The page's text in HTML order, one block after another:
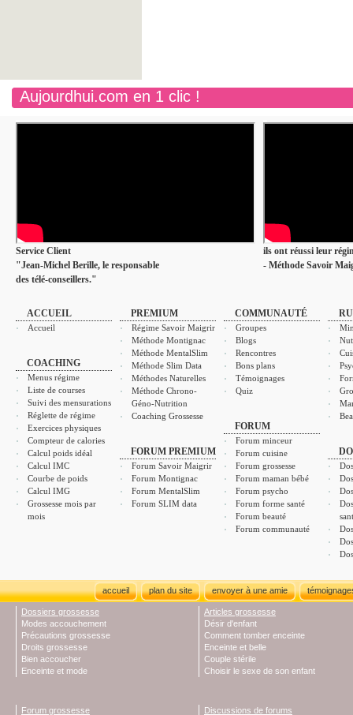
Aujourdhui.com en 1 clic !
Service Client
"Jean-Michel Berille, le responsable
des télé-conseillers."
ils ont réussi leur
- Méthode Savoir
ACCUEIL
Accueil
COACHING
Menus régime
Liste de courses
Suivi des mensurations
Réglette de régime
Exercices physiques
Compteur de calories
Calcul poids idéal
Calcul IMC
Courbe de poids
Calcul IMG
Grossesse mois par
mois
PREMIUM
Régime Savoir Maigrir
Méthode Montignac
Méthode MentalSlim
Méthode Slim Data
Méthodes Naturelles
Méthode Chrono-
Géno-Nutrition
Coaching Grossesse
FORUM PREMIUM
Forum Savoir Maigrir
Forum Montignac
Forum MentalSlim
Forum SLIM data
COMMUNAUTÉ
Groupes
Blogs
Rencontres
Bons plans
Témoignages
Quiz
FORUM
Forum minceur
Forum cuisine
Forum grossesse
Forum maman bébé
Forum psycho
Forum forme santé
Forum beauté
Forum communauté
accueil plan du site envoyer à une amie
Dossiers grossesse
Modes accouchement
Précautions grossesse
Droits grossesse
Bien accoucher
Enceinte et mode
Articles grossesse
Désir d'enfant
Comment tomber enceinte
Enceinte et belle
Couple stérile
Choisir le sexe de son enfant
Forum grossesse
Discussions de forums